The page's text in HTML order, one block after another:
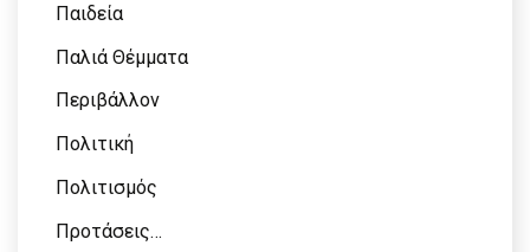
Παιδεία
Παλιά Θέμματα
Περιβάλλον
Πολιτική
Πολιτισμός
Προτάσεις…